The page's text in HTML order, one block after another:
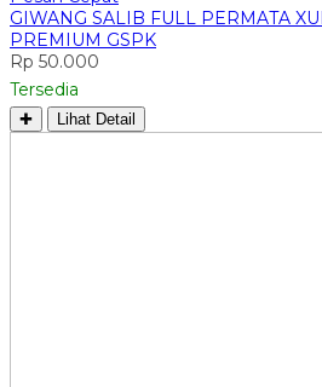
GIWANG SALIB FULL PERMATA
PREMIUM GSPK
Rp 50.000
Tersedia
✚ Lihat Detail